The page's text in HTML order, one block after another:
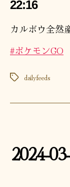
22:16
カルボウ全然
#ポケモンGO
タ
dailyfeeds
2024-